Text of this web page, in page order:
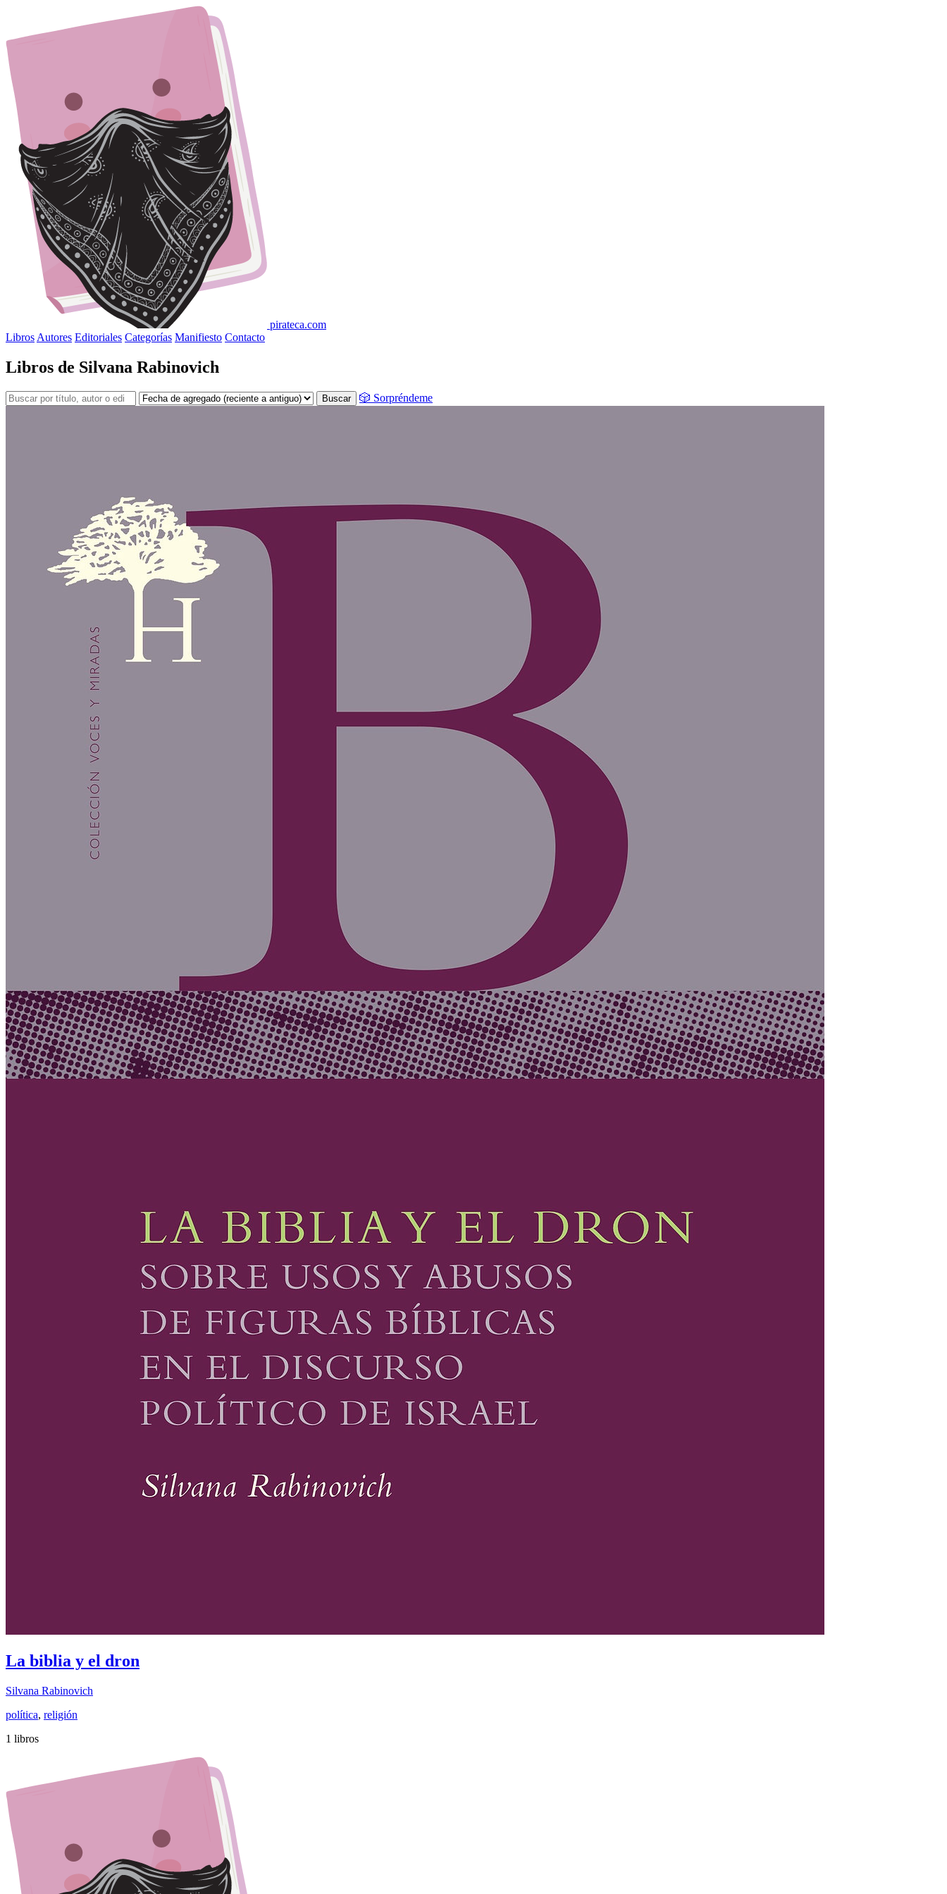
pirateca.com
Libros Autores Editoriales Categorías Manifiesto Contacto
Libros de Silvana Rabinovich
Buscar 🎲 Sorpréndeme
La biblia y el dron
Silvana Rabinovich
política, religión
1 libros